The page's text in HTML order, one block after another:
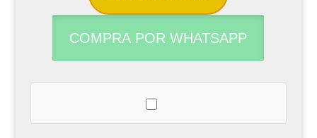
de
saxofón
cantidad
COMPRA POR WHATSAPP